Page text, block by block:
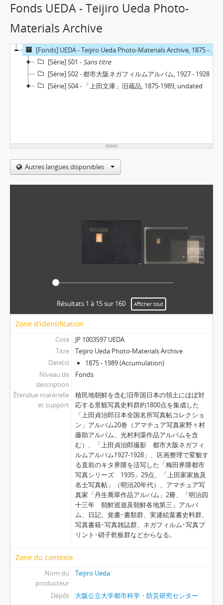
Fonds UEDA - Teijiro Ueda Photo-
Materials Archive
[Fonds] UEDA - Teijiro Ueda Photo-Materials Archive, 1875 - 1989
[Série] S01 -Sans titre
[Série] S02 - 都市大阪ネガフィルムアルバム, 1927 - 1928
[Série] S04 - 「上田文庫」旧蔵品, 1875-1989, undated
Autres langues disponibles
Résultats 1 à 15 sur 160 Afficher tout
Zone d'identification
Cote
JP 1003597 UEDA
Titre
Teijiro Ueda Photo-Materials Archive
Date(s)
1875 - 1989 (Accumulation)
Niveau de
description
Fonds
Étendue matérielle
et support
植民地朝鮮を含む旧帝国日本の領土にほぼ対
応する景観写真史料群約1800点を集成した
「上田貞治郎日本全国名所写真帖コレクショ
ン」アルバム20巻（アマチュア写真家野々村
藤助アルバム、光村利藻作品アルバムを含
む）、「上田貞治郎撮影 都市大阪ネガフィ
ルムアルバム1927-1928」、区画整理で変貌す
る直前のキタ界隈を活写した「梅田界隈都市
写真シリーズ 1935」29点、「上田家家族及
名士写真帖」（明治20年代）、アマチュア写
真家「丹生喬翠作品アルバム」2冊、「明治四
十三年 朝鮮巡遊及朝鮮各地第三」アルバ
ム、日記、覚書･書類群、実逓絵葉書史料群、
写真書籍･写真雑誌群、ネガフィルム･写真プ
リント･硝子乾板群などからなる。
Zone du contexte
Nom du
producteur
Teijiro Ueda
Dépôt
大阪公立大学都市科学・防災研究センター